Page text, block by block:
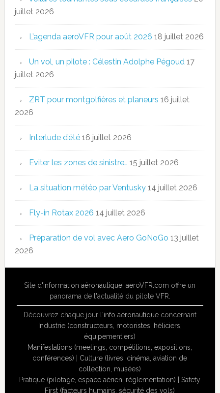
juillet 2026
L’agenda aeroVFR pour août 2026 18 juillet 2026
Un vol, un pilote : Célestin Adolphe Pégoud 17
juillet 2026
ZRT pour montgolfières et planeurs 16 juillet
2026
Interlude d’été 16 juillet 2026
Eviter les zones de sinistre… 15 juillet 2026
La situation météo par Ventusky 14 juillet 2026
Fly-in Rotax 2026 14 juillet 2026
Préparation de vol avec Aero GoNoGo 13 juillet
2026
Site d'information aéronautique,aeroVFR.com offre un
panorama de l'actualité du pilote VFR.
Découvrez chaque jour l'info aéronautiqueconcernant
Industrie (constructeurs, motoristes, héliciers,
équipementiers)
Manifestations (meetings, compétitions, expositions,
conférences)
Culture (livres, cinéma, aviation de
collection, musées)
Pratique (pilotage, espace aérien, réglementation) |Safety
First (facteurs humains, sécurité des vols)